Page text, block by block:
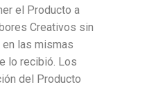
el Producto a
Creativos sin
las mismas
lo recibió. Los
del Producto